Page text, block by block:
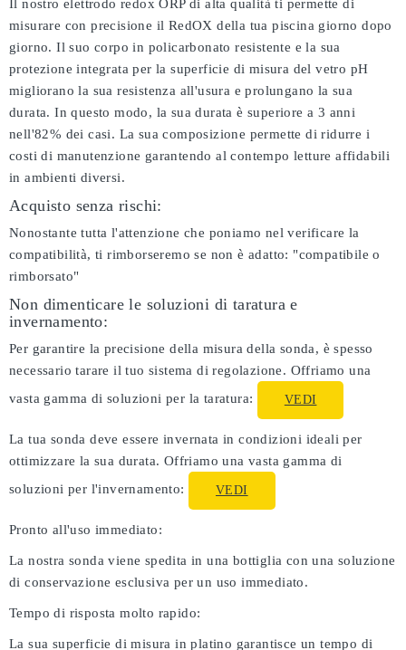
Il nostro elettrodo redox ORP di alta qualità ti permette di
misurare con precisione il RedOX della tua piscina giorno dopo
giorno. Il suo corpo in policarbonato resistente e la sua
protezione integrata per la superficie di misura del vetro pH
migliorano la sua resistenza all'usura e prolungano la sua
durata. In questo modo, la sua durata è superiore a 3 anni
nell'82% dei casi. La sua composizione permette di ridurre i
costi di manutenzione garantendo al contempo letture affidabili
in ambienti diversi.
Acquisto senza rischi:
Nonostante tutta l'attenzione che poniamo nel verificare la
compatibilità, ti rimborseremo se non è adatto: "compatibile o
rimborsato"
Non dimenticare le soluzioni di taratura e
invernamento:
Per garantire la precisione della misura della sonda, è spesso
necessario tarare il tuo sistema di regolazione. Offriamo una
vasta gamma di soluzioni per la taratura:
VEDI
La tua sonda deve essere invernata in condizioni ideali per
ottimizzare la sua durata. Offriamo una vasta gamma di
soluzioni per l'invernamento:
VEDI
Pronto all'uso immediato:
La nostra sonda viene spedita in una bottiglia con una soluzione
di conservazione esclusiva per un uso immediato.
Tempo di risposta molto rapido:
La sua superficie di misura in platino garantisce un tempo di